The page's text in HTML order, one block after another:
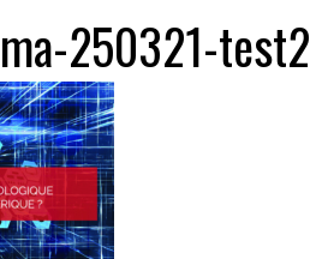
250321-test2